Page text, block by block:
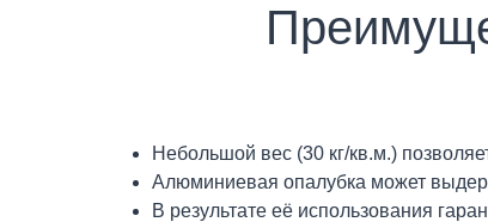
Небольшой вес (30 кг/кв.м.)
Алюминиевая опалубка может
В результате её использования